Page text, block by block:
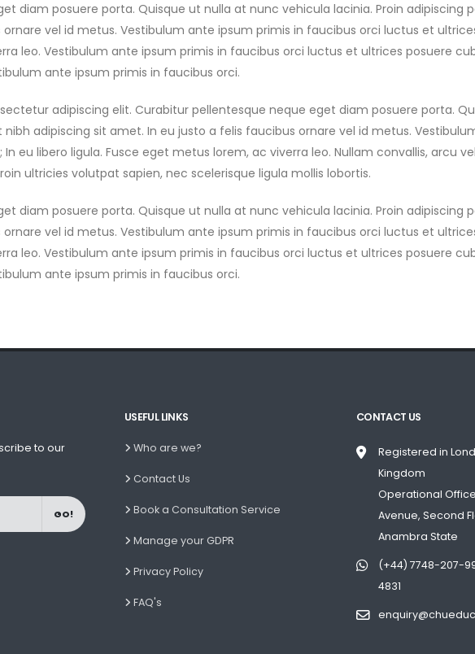
diam posuere porta. Quisque ut nulla at nunc vehicula lacinia. Proin adipiscing
vel id metus. Vestibulum ante ipsum primis in faucibus orci luctus et
leo. Vestibulum ante ipsum primis in faucibus orci luctus et ultrices posuere
ante ipsum primis in faucibus orci.
adipiscing elit. Curabitur pellentesque neque eget diam posuere porta.
adipiscing sit amet. In eu justo a felis faucibus ornare vel id metus.
eu libero ligula. Fusce eget metus lorem, ac viverra leo. Nullam convallis, arcu
ultricies volutpat sapien, nec scelerisque ligula mollis lobortis.
diam posuere porta. Quisque ut nulla at nunc vehicula lacinia. Proin adipiscing
vel id metus. Vestibulum ante ipsum primis in faucibus orci luctus et
leo. Vestibulum ante ipsum primis in faucibus orci luctus et ultrices posuere
ante ipsum primis in faucibus orci.
to our
GO!
USEFUL LINKS
Who are we?
Contact Us
Book a Consultation Service
Manage your GDPR
Privacy Policy
FAQ's
CONTACT US
Registered in
Kingdom
Operational
Avenue, Second
Anambra State
(+44) 7748-207-
4831